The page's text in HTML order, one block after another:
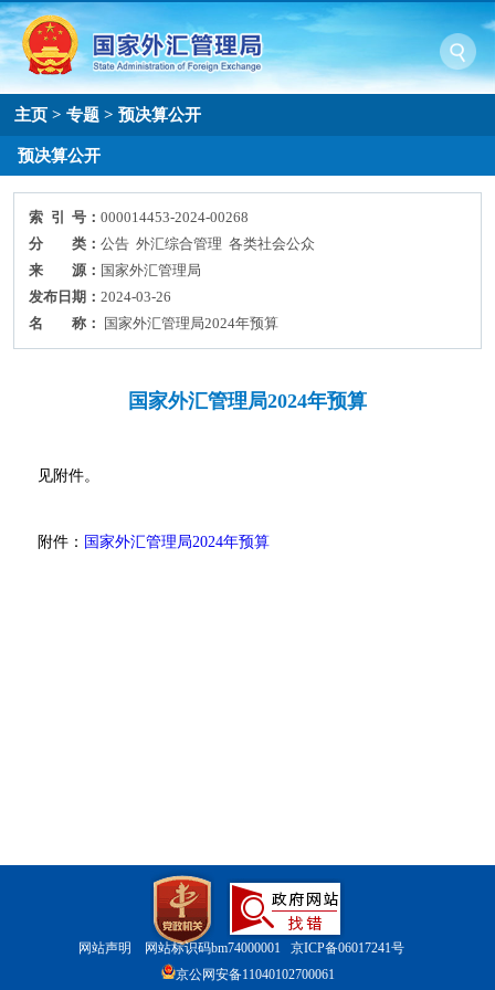
主页 >专题 >预决算公开
预决算公开
索 引 号：000014453-2024-00268
分 类：公告 外汇综合管理 各类社会公众
来 源： 国家外汇管理局
发布日期：2024-03-26
名 称：
国家外汇管理局2024年预算
国家外汇管理局2024年预算
见附件。
附件： 国家外汇管理局2024年预算
网站声明 网站标识码bm74000001 京ICP备06017241号
京公网安备11040102700061